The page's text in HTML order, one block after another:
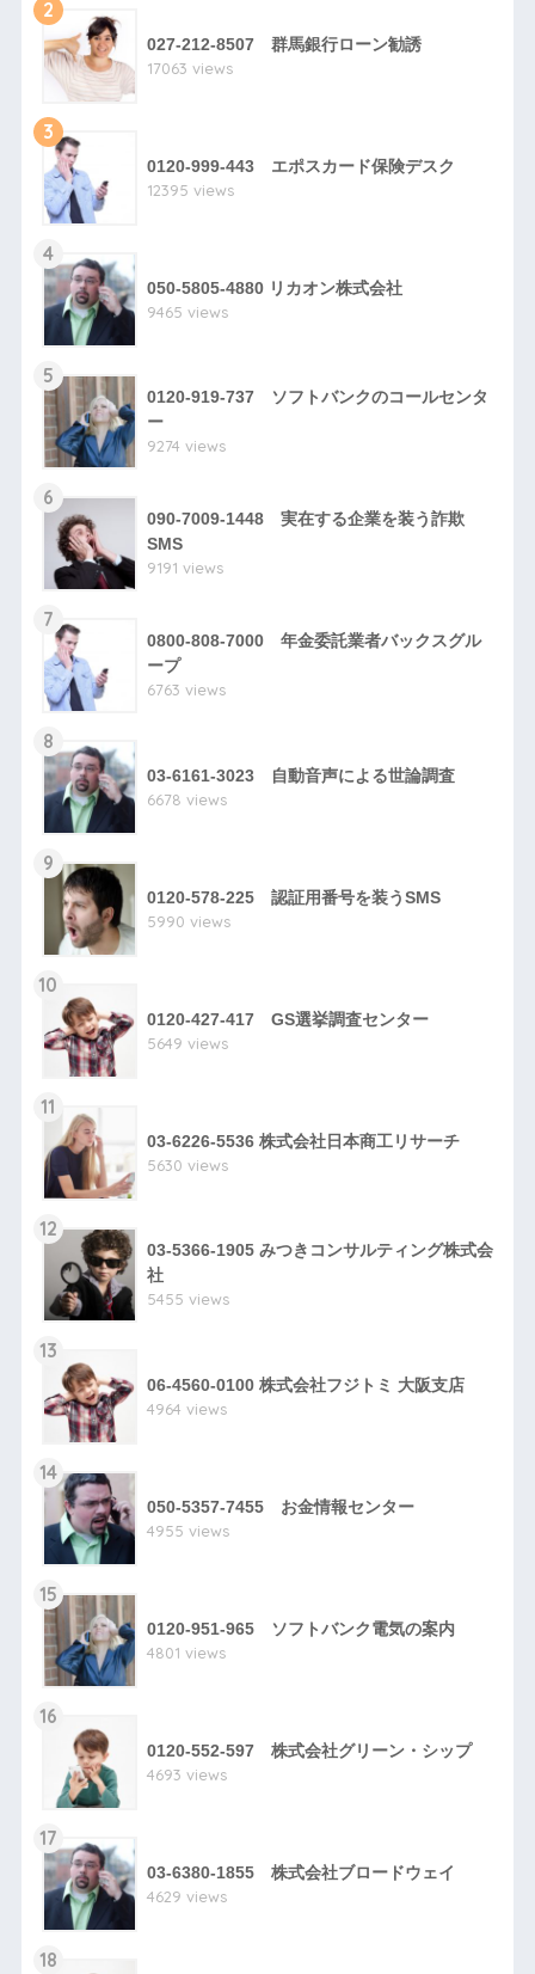
2
027-212-8507 群馬銀行ローン勧誘
17063 views
3
0120-999-443 エポスカード保険デスク
12395 views
4
050-5805-4880 リカオン株式会社
9465 views
5
0120-919-737 ソフトバンクのコールセンタ
ー
9274 views
6
090-7009-1448 実在する企業を装う詐欺
SMS
9191 views
7
0800-808-7000 年金委託業者バックスグル
ープ
6763 views
8
03-6161-3023 自動音声による世論調査
6678 views
9
0120-578-225 認証用番号を装うSMS
5990 views
10
0120-427-417 GS選挙調査センター
5649 views
11
03-6226-5536 株式会社日本商工リサーチ
5630 views
12
03-5366-1905 みつきコンサルティング株式会
社
5455 views
13
06-4560-0100 株式会社フジトミ 大阪支店
4964 views
14
050-5357-7455 お金情報センター
4955 views
15
0120-951-965 ソフトバンク電気の案内
4801 views
16
0120-552-597 株式会社グリーン・シップ
4693 views
17
03-6380-1855 株式会社ブロードウェイ
4629 views
18